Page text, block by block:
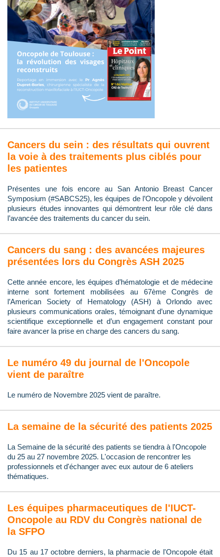
Cancers du sein : des résultats qui ouvrent
la voie à des traitements plus ciblés pour
les patientes
Présentes une fois encore au San Antonio Breast Cancer
Symposium (#SABCS25), les équipes de l’Oncopole y dévoilent
plusieurs études innovantes qui démontrent leur rôle clé dans
l’avancée des traitements du cancer du sein.
Cancers du sang : des avancées majeures
présentées lors du Congrès ASH 2025
Cette année encore, les équipes d’hématologie et de médecine
interne sont fortement mobilisées au 67ème Congrès de
l’American Society of Hematology (ASH) à Orlondo avec
plusieurs communications orales, témoignant d’une dynamique
scientifique exceptionnelle et d’un engagement constant pour
faire avancer la prise en charge des cancers du sang.
Le numéro 49 du journal de l'Oncopole
vient de paraître
Le numéro de Novembre 2025 vient de paraître.
La semaine de la sécurité des patients 2025
La Semaine de la sécurité des patients se tiendra à l'Oncopole
du 25 au 27 novembre 2025. L'occasion de rencontrer les
professionnels et d'échanger avec eux autour de 6 ateliers
thématiques.
Les équipes pharmaceutiques de l'IUCT-
Oncopole au RDV du Congrès national de
la SFPO
Du 15 au 17 octobre derniers, la pharmacie de l'Oncopole était